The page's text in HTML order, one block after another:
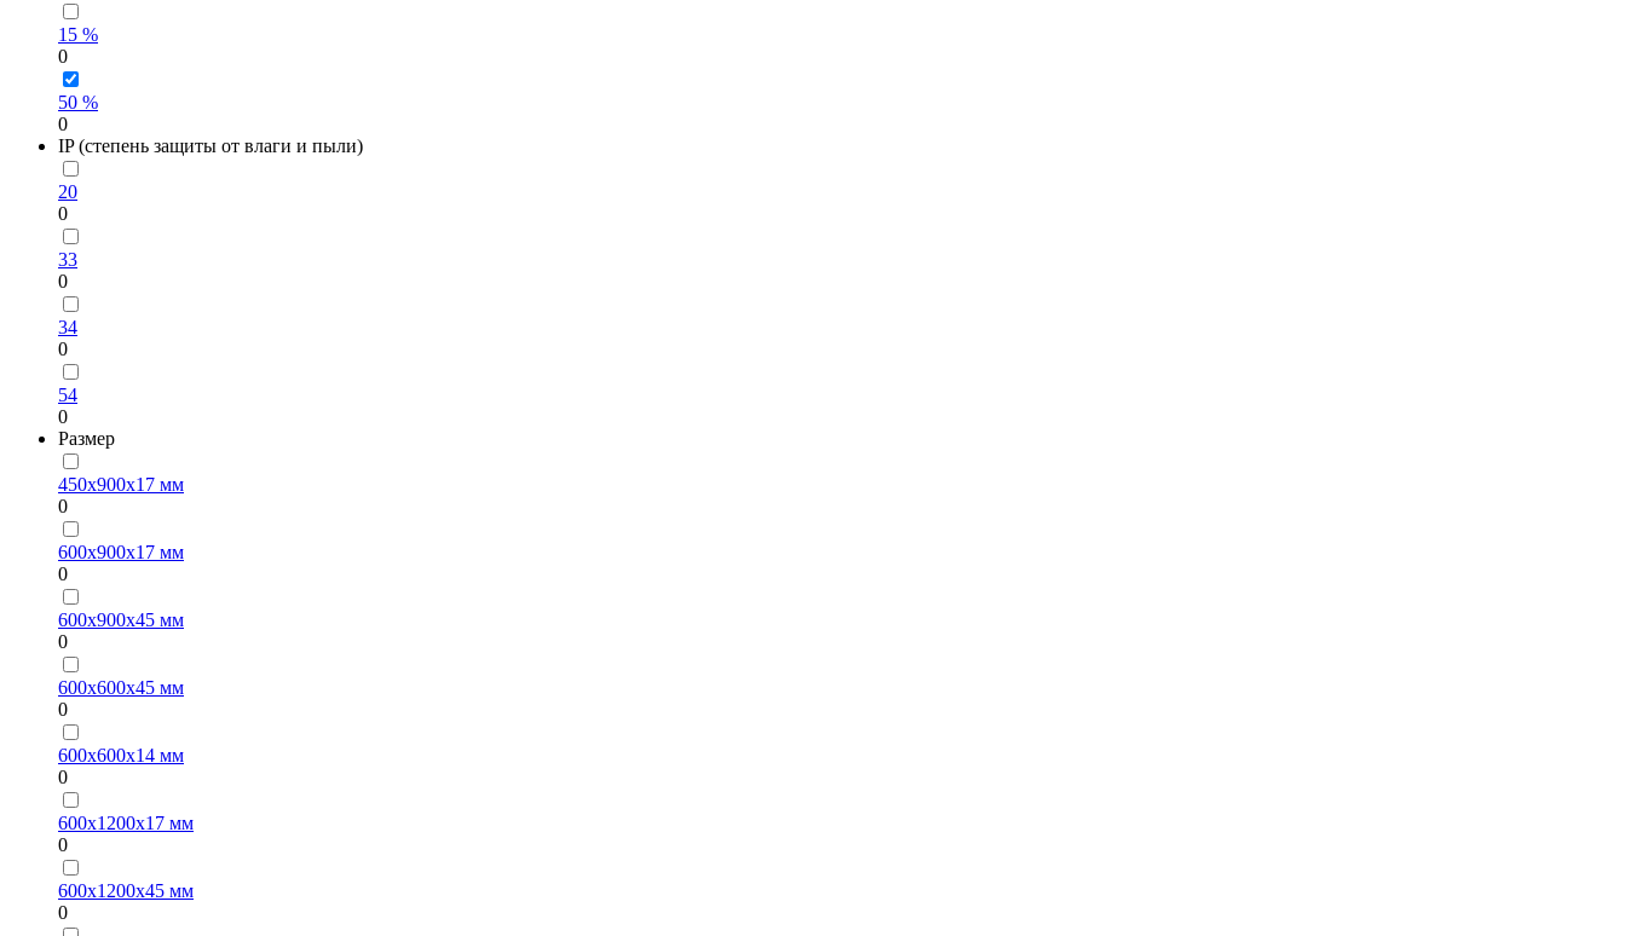
15 %
0
50 %
0
IP (степень защиты от влаги и пыли)
20
0
33
0
34
0
54
0
Размер
450х900х17 мм
0
600х900х17 мм
0
600х900х45 мм
0
600х600х45 мм
0
600х600х14 мм
0
600х1200х17 мм
0
600х1200х45 мм
0